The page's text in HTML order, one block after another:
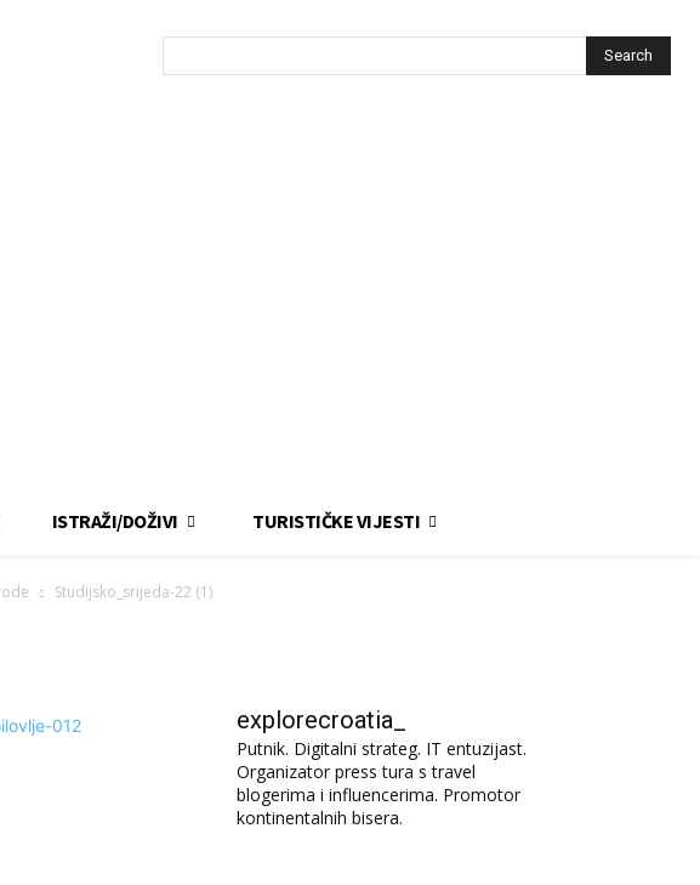
Search
ISTRAŽI/DOŽIVI TURISTIČKE VIJESTI
Studijsko_srijeda-22 (1)
explorecroatia_
Putnik. Digitalni strateg. IT entuzijast.
Organizator press tura s travel
blogerima i influencerima. Promotor
kontinentalnih bisera.